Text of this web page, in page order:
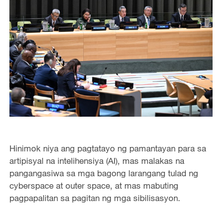
Hinimok niya ang pagtatayo ng pamantayan para sa
artipisyal na intelihensiya (AI), mas malakas na
pangangasiwa sa mga bagong larangang tulad ng
cyberspace at outer space, at mas mabuting
pagpapalitan sa pagitan ng mga sibilisasyon.